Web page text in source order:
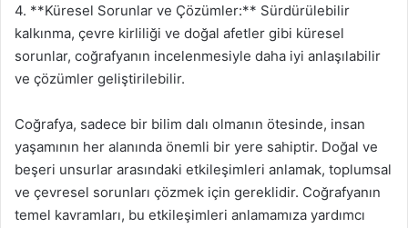
4. **Küresel Sorunlar ve Çözümler:** Sürdürülebilir
kalkınma, çevre kirliliği ve doğal afetler gibi küresel
sorunlar, coğrafyanın incelenmesiyle daha iyi anlaşılabilir
ve çözümler geliştirilebilir.
Coğrafya, sadece bir bilim dalı olmanın ötesinde, insan
yaşamının her alanında önemli bir yere sahiptir. Doğal ve
beşeri unsurlar arasındaki etkileşimleri anlamak, toplumsal
ve çevresel sorunları çözmek için gereklidir. Coğrafyanın
temel kavramları, bu etkileşimleri anlamamıza yardımcı